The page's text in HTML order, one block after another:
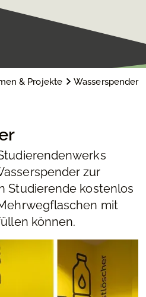
& Projekte Wasserspender
zur
Studierende kostenlos
mit
können.